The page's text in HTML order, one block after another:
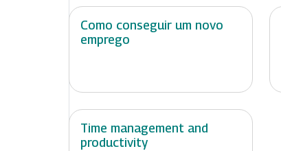
Como conseguir um novo
emprego
Time management and
productivity